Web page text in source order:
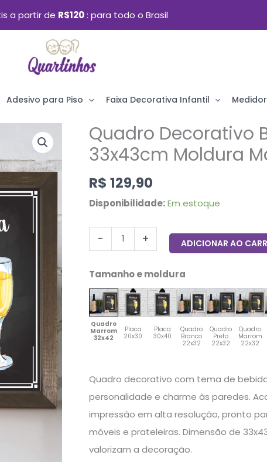
a partir de R$120 para todo o Brasil
Adesivo para Piso Faixa Decorativa Infantil
Quadro Decorativo
33x43cm Moldura
R$ 129,90
Disponibilidade: Em estoque
-
Quadro
Decorativo
Mimosa
33x43cm
Marrom
quantidade
+ ADICIONAR AO
Tamanho e moldura
Quadro
Marrom
32x42
Placa
20x30
Placa
30x40
Quadro
Branco
22x32
Quadro
Preto
22x32
Quadro
Marrom
22x32
Quadro decorativo com tema de
personalidade e charme às paredes.
impressão em alta resolução, pronto
móveis e prateleiras. Dimensão de
valorizam a decoração.